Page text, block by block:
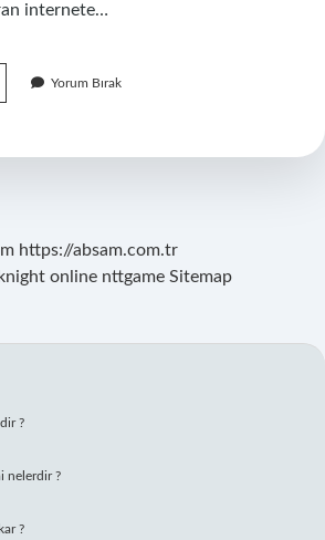
internete…
Yorum Bırak
https://absam.com.tr
knight online nttgame Sitemap
?
nelerdir ?
?